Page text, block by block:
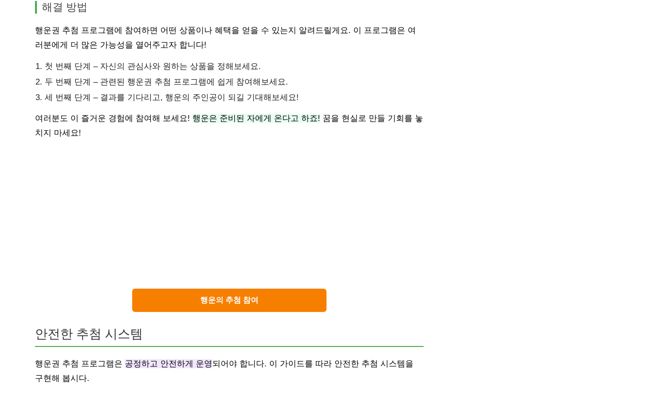
해결 방법
행운권 추첨 프로그램에 참여하면 어떤 상품이나 혜택을 얻을 수 있는지 알려드릴게요. 이 프로그램은 여
러분에게 더 많은 가능성을 열어주고자 합니다!
첫 번째 단계 – 자신의 관심사와 원하는 상품을 정해보세요.
두 번째 단계 – 관련된 행운권 추첨 프로그램에 쉽게 참여해보세요.
세 번째 단계 – 결과를 기다리고, 행운의 주인공이 되길 기대해보세요!
여러분도 이 즐거운 경험에 참여해 보세요! 행운은 준비된 자에게 온다고 하죠! 꿈을 현실로 만들 기회를 놓
치지 마세요!
행운의 추첨 참여
안전한 추첨 시스템
행운권 추첨 프로그램은 공정하고 안전하게 운영되어야 합니다. 이 가이드를 따라 안전한 추첨 시스템을
구현해 봅시다.